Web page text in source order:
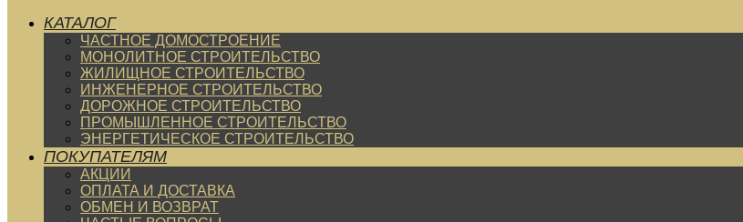
КАТАЛОГ
ЧАСТНОЕ ДОМОСТРОЕНИЕ
МОНОЛИТНОЕ СТРОИТЕЛЬСТВО
ЖИЛИЩНОЕ СТРОИТЕЛЬСТВО
ИНЖЕНЕРНОЕ СТРОИТЕЛЬСТВО
ДОРОЖНОЕ СТРОИТЕЛЬСТВО
ПРОМЫШЛЕННОЕ СТРОИТЕЛЬСТВО
ЭНЕРГЕТИЧЕСКОЕ СТРОИТЕЛЬСТВО
ПОКУПАТЕЛЯМ
АКЦИИ
ОПЛАТА И ДОСТАВКА
ОБМЕН И ВОЗВРАТ